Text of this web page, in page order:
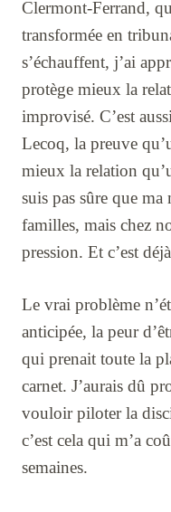
Clermont-Ferrand,
transformée en
s’échauffent, j’ai
protège mieux la
improvisé. C’est
Lecoq, la preuve
mieux la relation
suis pas sûre que
familles, mais chez
pression. Et c’est
Le vrai problème
anticipée, la peur
qui prenait toute la
carnet. J’aurais dû
vouloir piloter la
c’est cela qui m’a
semaines.